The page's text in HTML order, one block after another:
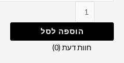
הוספה לסל
חוות דעת (0)